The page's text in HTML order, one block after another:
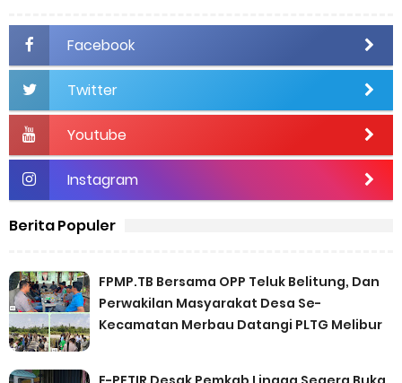
Facebook
Twitter
Youtube
Instagram
Berita Populer
FPMP.TB Bersama OPP Teluk Belitung, Dan
Perwakilan Masyarakat Desa Se-
Kecamatan Merbau Datangi PLTG Melibur